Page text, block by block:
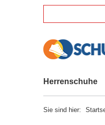
Herrenschuhe
Sie sind hier: